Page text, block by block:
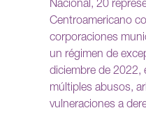
Nacional, 20
Centroamericano
corporaciones
un régimen de
diciembre de 2022,
múltiples abusos,
vulneraciones a